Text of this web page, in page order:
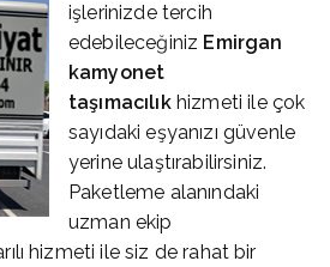
işlerinizde tercih
edebileceğiniz Emirgan
kamyonet
taşımacılıkhizmeti ile çok
sayıdaki eşyanızı güvenle
yerine ulaştırabilirsiniz.
Paketleme alanındaki
uzman ekip
hizmeti ile siz de rahat bir